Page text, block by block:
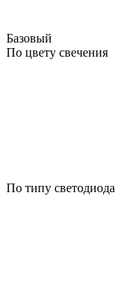
Базовый
По цвету свечения
По типу светодиода